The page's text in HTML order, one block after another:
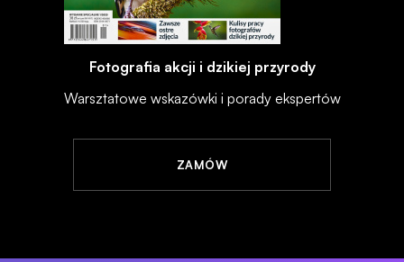
Fotografia akcji i dzikiej przyrody
Warsztatowe wskazówki i porady ekspertów
ZAMÓW